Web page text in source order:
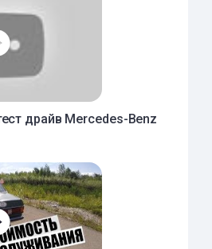
драйв Mercedes-Benz